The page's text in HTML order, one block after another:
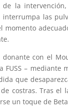
la
las
con el
–
que
costras. Tras
un toque de